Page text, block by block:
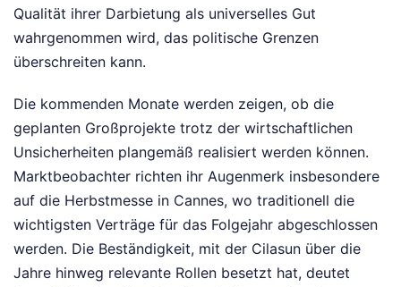
Qualität ihrer Darbietung als universelles Gut
wahrgenommen wird, das politische Grenzen
überschreiten kann.
Die kommenden Monate werden zeigen, ob die
geplanten Großprojekte trotz der wirtschaftlichen
Unsicherheiten plangemäß realisiert werden können.
Marktbeobachter richten ihr Augenmerk insbesondere
auf die Herbstmesse in Cannes, wo traditionell die
wichtigsten Verträge für das Folgejahr abgeschlossen
werden. Die Beständigkeit, mit der Cilasun über die
Jahre hinweg relevante Rollen besetzt hat, deutet